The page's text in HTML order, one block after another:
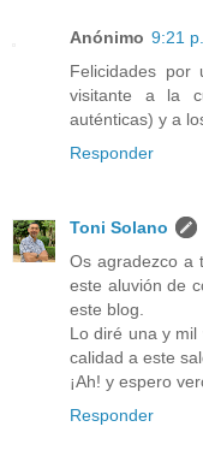
Anónimo 9:21
Felicidades por
visitante a la
auténticas) y a
Responder
Toni Solano
Os agradezco a
este aluvión de
este blog.
Lo diré una y
calidad a este
¡Ah! y espero
Responder